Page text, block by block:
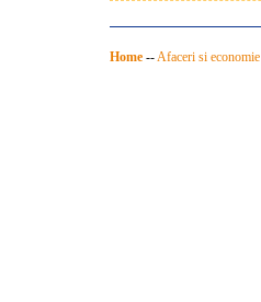
Home --Afaceri si economie